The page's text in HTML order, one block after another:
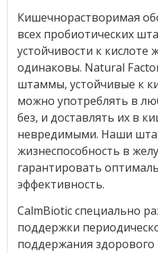
Кишечнорастворимая
всех пробиотических
устойчивости к
одинаковы. Natural
штаммы, устойчивые к
можно употреблять в
без, и доставлять их в
невредимыми. Наши
жизнеспособность в
гарантировать
эффективность.
CalmBiotic специально
поддержки
поддержания здорового